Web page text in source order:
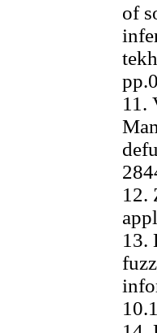
of
11.
12.
13.